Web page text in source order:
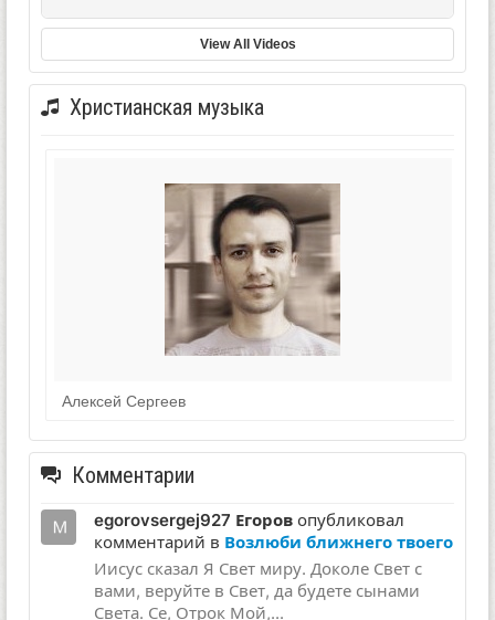
View All Videos
Христианская музыка
Алексей Сергеев
Комментарии
egorovsergej927 Егоров опубликовал
комментарий в Возлюби ближнего твоего
Иисус сказал Я Свет миру. Доколе Свет с
вами, веруйте в Свет, да будете сынами
Света. Се, Отрок Мой,...